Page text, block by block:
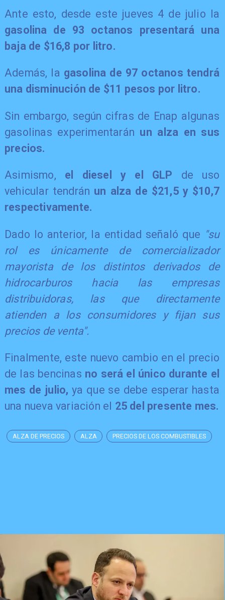
Ante esto, desde este jueves 4 de julio la
gasolina de 93 octanos presentará una
baja de $16,8 por litro.
Además, la gasolina de 97 octanos tendrá
una disminución de $11 pesos por litro.
Sin embargo, según cifras de Enap algunas
gasolinas experimentarán un alza en sus
precios.
Asimismo, el diesel y el GLP de uso
vehicular tendrán un alza de $21,5 y $10,7
respectivamente.
Dado lo anterior, la entidad señaló que "su
rol es únicamente de comercializador
mayorista de los distintos derivados de
hidrocarburos hacia las empresas
distribuidoras, las que directamente
atienden a los consumidores y fijan sus
precios de venta".
Finalmente, este nuevo cambio en el precio
de las bencinas no será el único durante el
mes de julio, ya que se debe esperar hasta
una nueva variación el 25 del presente mes.
ALZA DE PRECIOS ALZA PRECIOS DE LOS COMBUSTIBLES